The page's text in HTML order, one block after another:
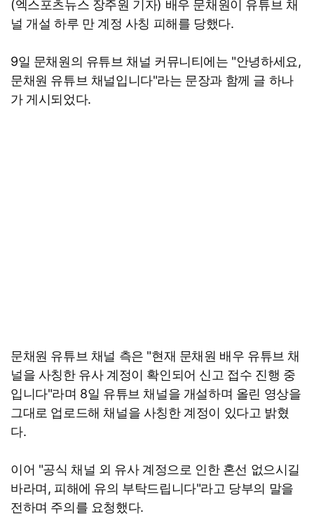
(엑스포츠뉴스 장주원 기자) 배우 문채원이 유튜브 채
널 개설 하루 만 계정 사칭 피해를 당했다.
9일 문채원의 유튜브 채널 커뮤니티에는 "안녕하세요,
문채원 유튜브 채널입니다"라는 문장과 함께 글 하나
가 게시되었다.
문채원 유튜브 채널 측은 "현재 문채원 배우 유튜브 채
널을 사칭한 유사 계정이 확인되어 신고 접수 진행 중
입니다"라며 8일 유튜브 채널을 개설하며 올린 영상을
그대로 업로드해 채널을 사칭한 계정이 있다고 밝혔
다.
이어 "공식 채널 외 유사 계정으로 인한 혼선 없으시길
바라며, 피해에 유의 부탁드립니다"라고 당부의 말을
전하며 주의를 요청했다.